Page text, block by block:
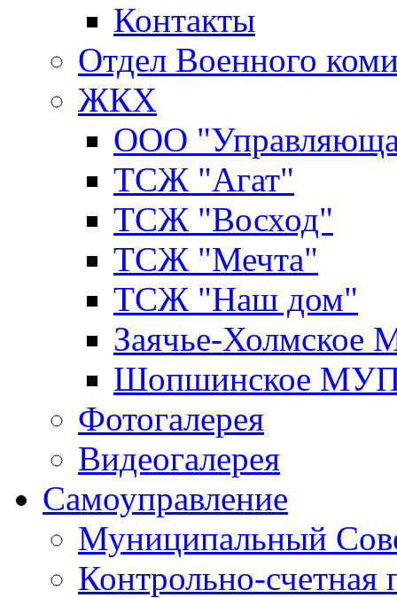
Контакты
Отдел Военного
ЖКХ
ООО
ТСЖ "Агат"
ТСЖ "Восход"
ТСЖ "Мечта"
ТСЖ "Наш дом"
Заячье-
Шопшинское
Фотогалерея
Видеогалерея
Самоуправление
Муниципальный
Контрольно-счетная